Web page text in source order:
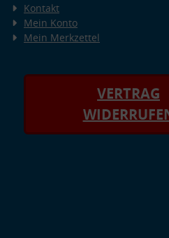
Kontakt
Mein Konto
Mein Merkzettel
VERTRAG